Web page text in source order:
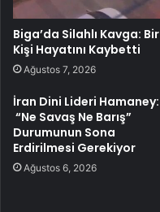
Biga’da Silahlı Kavga: Bir
Kişi Hayatını Kaybetti
Ağustos 7, 2026
İran Dini Lideri Hamaney:
“Ne Savaş Ne Barış”
Durumunun Sona
Erdirilmesi Gerekiyor
Ağustos 6, 2026